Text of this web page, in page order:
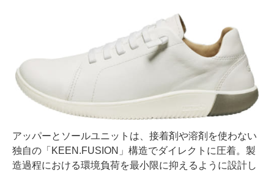
アッパーとソールユニットは、接着剤や溶剤を使わない
独自の「KEEN.FUSION」構造でダイレクトに圧着。製
造過程における環境負荷を最小限に抑えるように設計し